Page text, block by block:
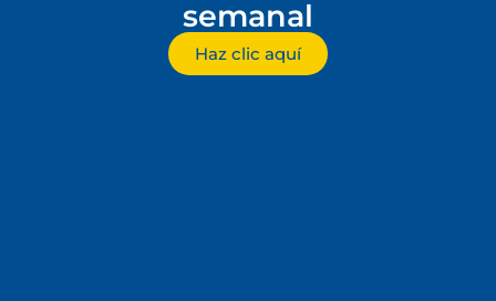
semanal
Haz clic aquí